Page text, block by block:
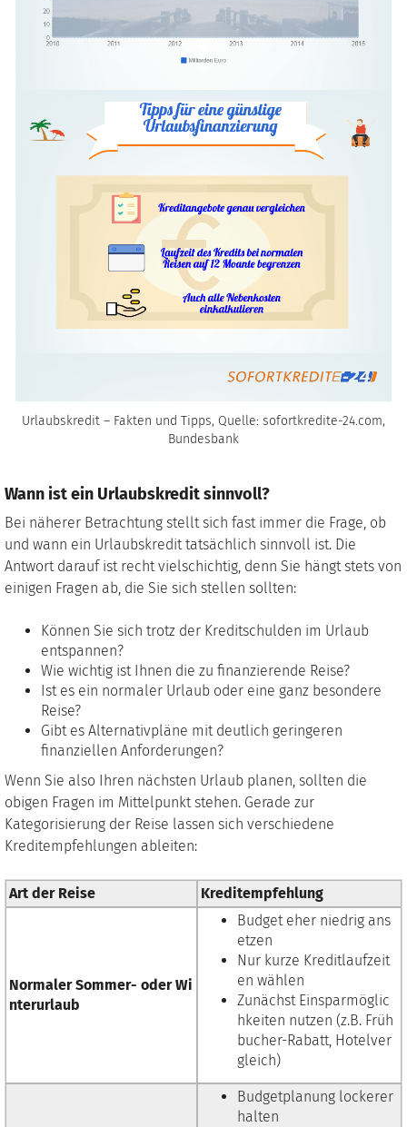
Urlaubskredit – Fakten und Tipps, Quelle: sofortkredite-24.com,
Bundesbank
Wann ist ein Urlaubskredit sinnvoll?
Bei näherer Betrachtung stellt sich fast immer die Frage, ob
und wann ein Urlaubskredit tatsächlich sinnvoll ist. Die
Antwort darauf ist recht vielschichtig, denn Sie hängt stets von
einigen Fragen ab, die Sie sich stellen sollten:
Können Sie sich trotz der Kreditschulden im Urlaub
entspannen?
Wie wichtig ist Ihnen die zu finanzierende Reise?
Ist es ein normaler Urlaub oder eine ganz besondere
Reise?
Gibt es Alternativpläne mit deutlich geringeren
finanziellen Anforderungen?
Wenn Sie also Ihren nächsten Urlaub planen, sollten die
obigen Fragen im Mittelpunkt stehen. Gerade zur
Kategorisierung der Reise lassen sich verschiedene
Kreditempfehlungen ableiten:
Art der Reise Kreditempfehlung
Normaler Sommer- oder Wi
nterurlaub
Budget eher niedrig ans
etzen
Nur kurze Kreditlaufzeit
en wählen
Zunächst Einsparmöglic
hkeiten nutzen (z.B. Früh
bucher-Rabatt, Hotelver
gleich)
Budgetplanung lockerer
halten